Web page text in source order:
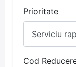
Prioritate
Cod